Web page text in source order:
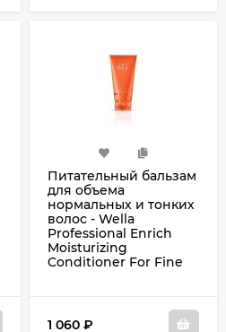
Питательный бальзам
для объема
нормальных и тонких
волос - Wella
Professional Enrich
Moisturizing
Conditioner For Fine
1 060 ₽